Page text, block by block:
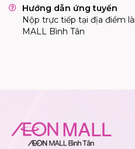
Hướng dẫn ứng tuyển
Nộp trực tiếp tại địa điểm
MALL Bình Tân